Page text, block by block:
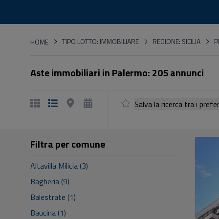
HOMEHOMETIPO LOTTO: IMMOBILIARE REGIONE: SICILIA
Aste immobiliari in Palermo: 205 annunci
Salva la ricerca tra i
Filtra per comune
Altavilla Milicia (3)
Bagheria (9)
Balestrate (1)
Baucina (1)